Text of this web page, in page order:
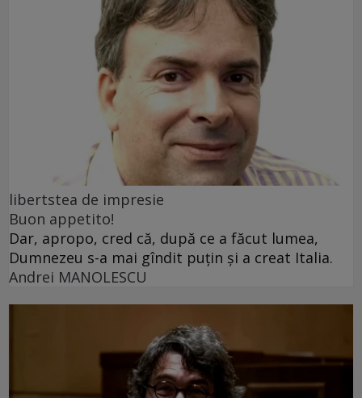
libertstea de impresie
Buon appetito!
Dar, apropo, cred că, după ce a făcut lumea,
Dumnezeu s-a mai gîndit puțin și a creat Italia.
Andrei MANOLESCU